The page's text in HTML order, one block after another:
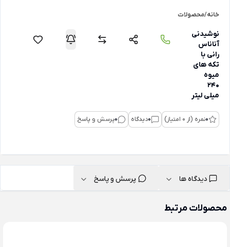
خانه/محصولات
نوشیدنی
آناناس
رانی با
تکه های
میوه
240
میلی لیتر
0نمره (از 0 امتیاز) 0دیدگاه 0پرسش و پاسخ
دیدگاه ها پرسش و پاسخ
محصولات مرتبط